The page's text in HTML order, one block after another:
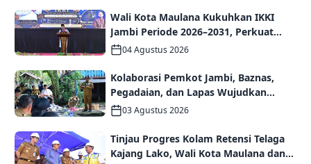
Wali Kota Maulana Kukuhkan IKKI
Jambi Periode 2026–2031, Perkuat
Persaudaraan dan Kolaborasi dalam
04 Agustus 2026
Kolaborasi Pemkot Jambi, Baznas,
Pegadaian, dan Lapas Wujudkan
Rumah Layak Huni bagi Warga Kurang
Mampu
03 Agustus 2026
Tinjau Progres Kolam Retensi Telaga
Kajang Lako, Wali Kota Maulana dan